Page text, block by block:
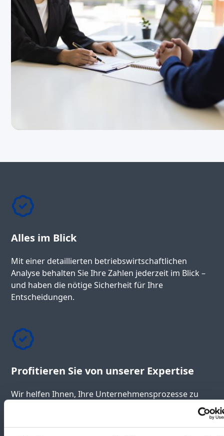
Alles im Blick
Mit einer detaillierten betriebswirtschaftlichen
Analyse behalten Sie Ihre Zahlen jederzeit im Blick –
und haben die nötige Sicherheit für Ihre
Entscheidungen.
Profitieren Sie von unserer Expertise
Wir helfen Ihnen, Ihre Unternehmensprozesse zu
optimieren und Ihre Finanzen so zu planen, dass Sie
stehen.